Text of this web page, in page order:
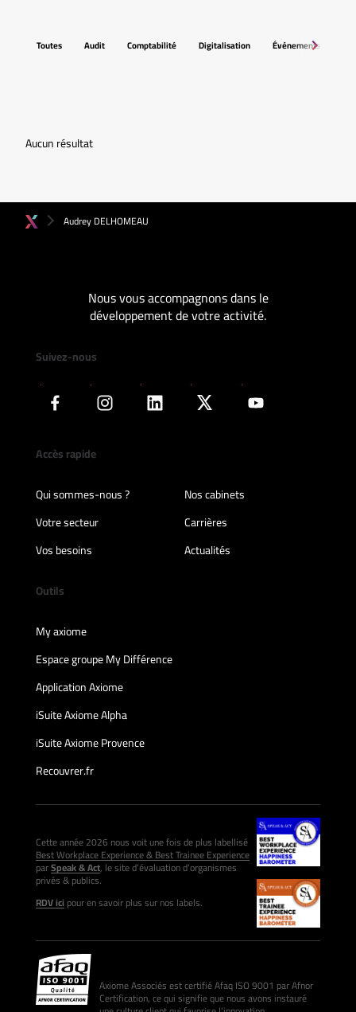
Toutes Audit Comptabilité Digitalisation Événements
Aucun résultat
Audrey DELHOMEAU
Nous vous accompagnons dans le
développement de votre activité.
Suivez-nous
Accès rapide
Qui sommes-nous ?
Nos cabinets
Votre secteur
Carrières
Vos besoins
Actualités
Outils
My axiome
Espace groupe My Différence
Application Axiome
iSuite Axiome Alpha
iSuite Axiome Provence
Recouvrer.fr
Cette année 2026 nous voit une fois de plus labellisé
Best Workplace Experience & Best Trainee Experience
parSpeak & Act, le site d’évaluation d’organismes
privés & publics.
RDV icipour en savoir plus sur nos labels.
Axiome Associés est certifié Afaq ISO 9001 par Afnor
Certification, ce qui signifie que nous avons instauré